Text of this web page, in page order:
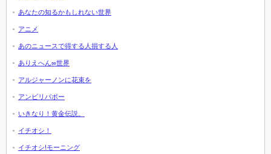
あなたの知るかもしれない世界
アニメ
あのニュースで得する人損する人
ありえへん∞世界
アルジャーノンに花束を
アンビリバボー
いきなり！黄金伝説。
イチオシ！
イチオシ!モーニング